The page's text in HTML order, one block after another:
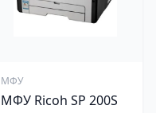
МФУ
МФУ Ricoh SP 200S